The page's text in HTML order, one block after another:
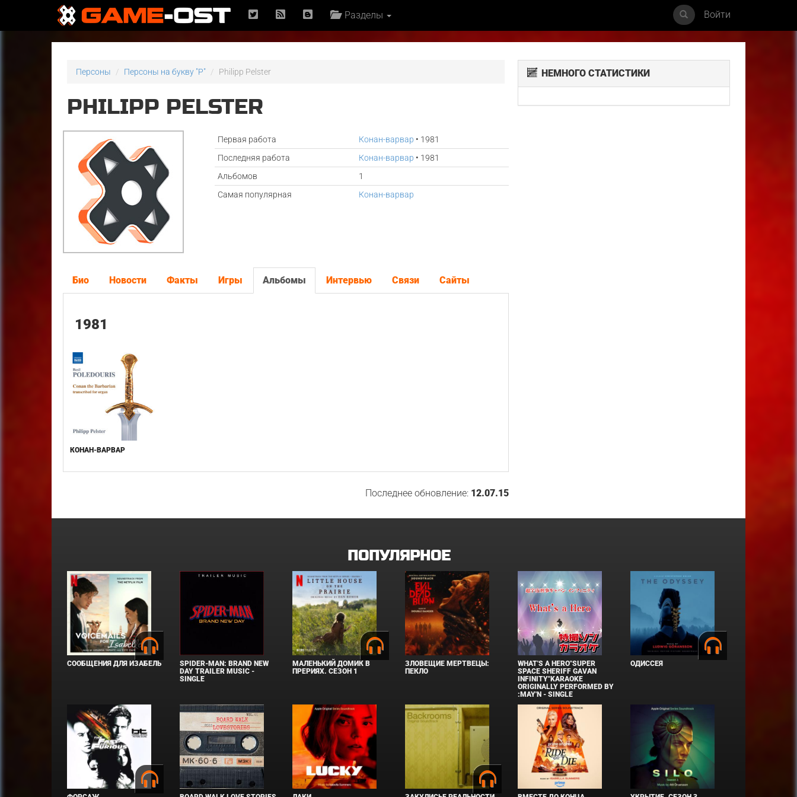
Разделы Войти
Персоны Персоны на букву "P" Philipp Pelster
PHILIPP PELSTER
Первая работа Конан-варвар • 1981
Последняя работа
Конан-варвар • 1981
Альбомов
1
Самая популярная
Конан-варвар
Био Новости Факты Игры Альбомы Интервью Связи Сайты
1981
КОНАН-ВАРВАР
Последнее обновление: 12.07.15
НЕМНОГО СТАТИСТИКИ
ПОПУЛЯРНОЕ
СООБЩЕНИЯ ДЛЯ ИЗАБЕЛЬ
SPIDER-MAN: BRAND NEW
DAY TRAILER MUSIC -
SINGLE
МАЛЕНЬКИЙ ДОМИК В
ПРЕРИЯХ. СЕЗОН 1
ЗЛОВЕЩИЕ МЕРТВЕЦЫ:
ПЕКЛО
WHAT'S A HERO"SUPER
SPACE SHERIFF GAVAN
INFINITY"KARAOKE
ORIGINALLY PERFORMED BY
:MAY'N - SINGLE
ОДИССЕЯ